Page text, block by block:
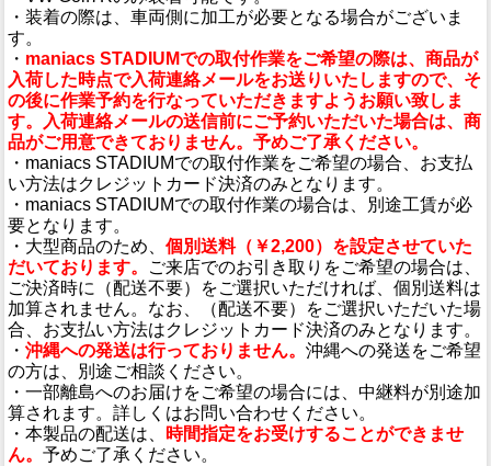
・装着の際は、車両側に加工が必要となる場合がございま
す。
・ maniacs STADIUMでの取付作業をご希望の際は、商品が
入荷した時点で入荷連絡メールをお送りいたしますので、そ
の後に作業予約を行なっていただきますようお願い致しま
す。入荷連絡メールの送信前にご予約いただいた場合は、商
品がご用意できておりません。予めご了承ください。
・maniacs STADIUMでの取付作業をご希望の場合、お支払
い方法はクレジットカード決済のみとなります。
・maniacs STADIUMでの取付作業の場合は、別途工賃が必
要となります。
・大型商品のため、 個別送料（￥2,200）を設定させていた
だいております。
ご来店でのお引き取りをご希望の場合は、
ご決済時に（配送不要）をご選択いただければ、個別送料は
加算されません。なお、（配送不要）をご選択いただいた場
合、お支払い方法はクレジットカード決済のみとなります。
・ 沖縄への発送は行っておりません。 沖縄への発送をご希望
の方は、別途ご相談ください。
・一部離島へのお届けをご希望の場合には、中継料が別途加
算されます。詳しくはお問い合わせください。
・本製品の配送は、
時間指定をお受けすることができませ
ん。 予めご了承ください。